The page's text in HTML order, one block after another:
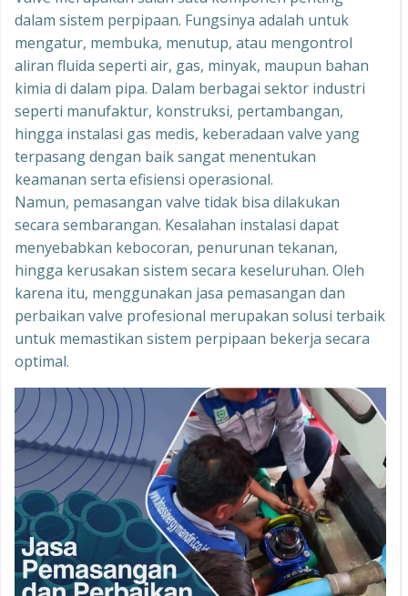
dalam sistem perpipaan. Fungsinya adalah untuk
mengatur, membuka, menutup, atau mengontrol
aliran fluida seperti air, gas, minyak, maupun bahan
kimia di dalam pipa. Dalam berbagai sektor industri
seperti manufaktur, konstruksi, pertambangan,
hingga instalasi gas medis, keberadaan valve yang
terpasang dengan baik sangat menentukan
keamanan serta efisiensi operasional.
Namun, pemasangan valve tidak bisa dilakukan
secara sembarangan. Kesalahan instalasi dapat
menyebabkan kebocoran, penurunan tekanan,
hingga kerusakan sistem secara keseluruhan. Oleh
karena itu, menggunakan jasa pemasangan dan
perbaikan valve profesional merupakan solusi terbaik
untuk memastikan sistem perpipaan bekerja secara
optimal.